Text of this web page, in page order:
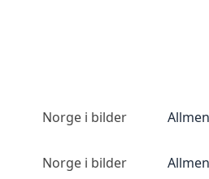
Norge i bilder
Norge i bilder